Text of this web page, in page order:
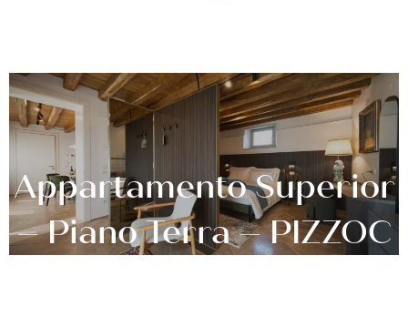
Appartamento Superior
– Piano Terra – PIZZOC